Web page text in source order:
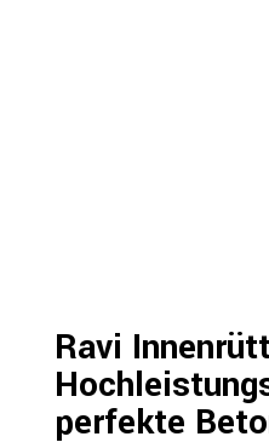
Ravi
perfekte